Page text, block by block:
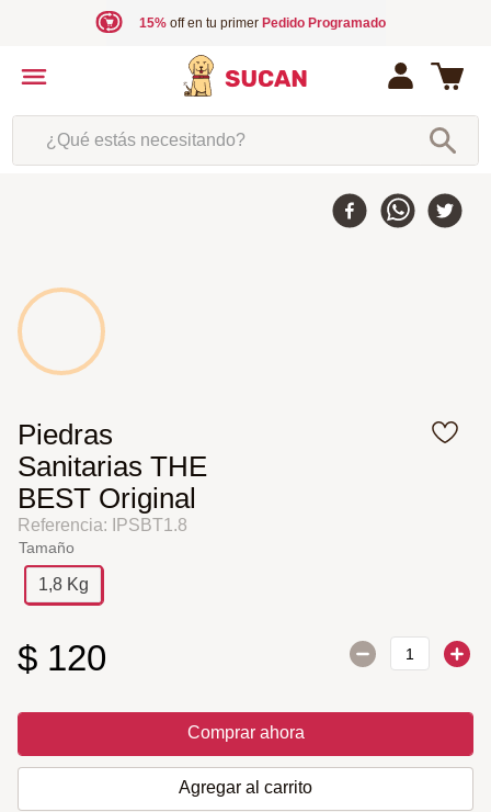
15%off en tu primer Pedido Programado
¿Qué estás necesitando?
Piedras
Sanitarias THE
BEST Original
Referencia: IPSBT1.8
Tamaño
1,8 Kg
$ 120
Comprar ahora
Agregar al carrito